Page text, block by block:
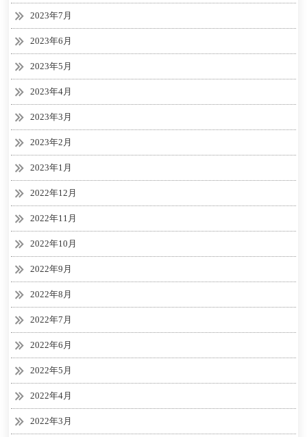
2023年7月
2023年6月
2023年5月
2023年4月
2023年3月
2023年2月
2023年1月
2022年12月
2022年11月
2022年10月
2022年9月
2022年8月
2022年7月
2022年6月
2022年5月
2022年4月
2022年3月